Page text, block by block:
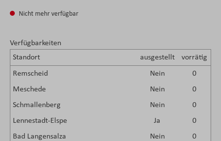
Nicht mehr verfügbar
Verfügbarkeiten
Standort
ausgestellt vorrätig
Remscheid Nein
0
Meschede
Nein
0
Schmallenberg
Nein
0
Lennestadt-Elspe
Ja
0
Bad Langensalza
Nein
0